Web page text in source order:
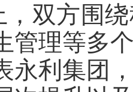
，双方围
管理等多
永利集团